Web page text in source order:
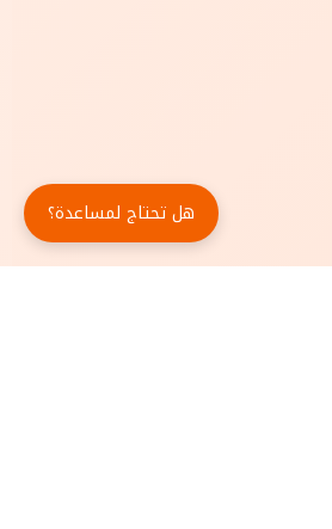
هل تحتاج لمساعدة؟